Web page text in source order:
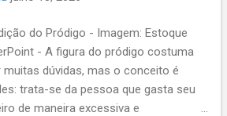
como uma prioridade pelo poder
com caráter de urgência. Isso
que não há tempo a perder quando
desaparece, cada momento é
para aumentar as chances de
do Pródigo - Imagem: Estoque
- A figura do pródigo costuma
muitas dúvidas, mas o conceito é
trata-se da pessoa que gasta seu
de maneira excessiva e